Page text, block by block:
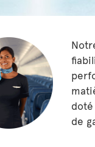
de